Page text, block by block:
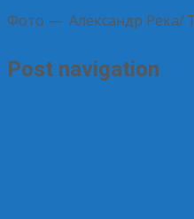
Фото — Александр Река/
Post navigation